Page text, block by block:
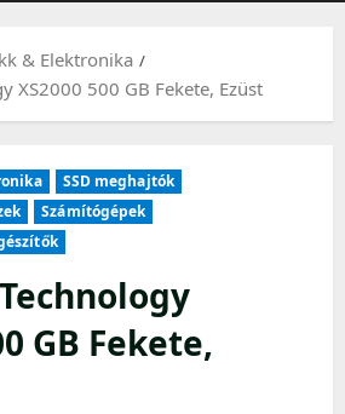
& Elektronika
XS2000 500 GB Fekete, Ezüst
SSD meghajtók
Számítógépek
GB Fekete,